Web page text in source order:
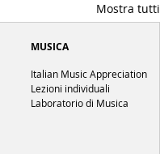
Mostra tutti
MUSICA
Italian Music Appreciation
Lezioni individuali
Laboratorio di Musica